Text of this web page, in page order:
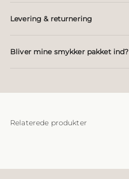
Levering & returnering
Bliver mine smykker pakket ind?